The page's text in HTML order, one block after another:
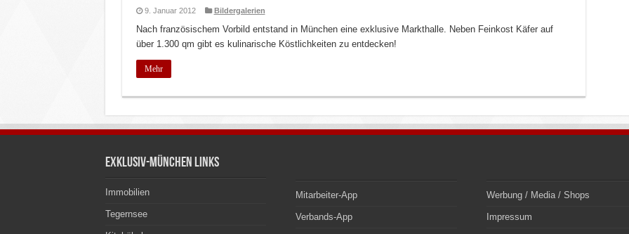
9. Januar 2012 Bildergalerien
Nach französischem Vorbild entstand in München eine exklusive Markthalle. Neben Feinkost Käfer auf
über 1.300 qm gibt es kulinarische Köstlichkeiten zu entdecken!
Mehr
Exklusiv-München Links
Immobilien
Tegernsee
Mitarbeiter-App
Verbands-App
Werbung / Media / Shops
Impressum